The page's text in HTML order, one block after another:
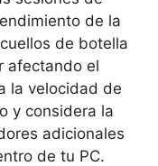
de la
de botella
afectando el
la velocidad de
y considera la
adicionales
de tu PC.